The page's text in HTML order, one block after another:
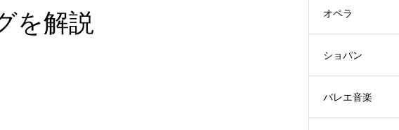
を解説
オペラ
ショパン
バレエ音楽